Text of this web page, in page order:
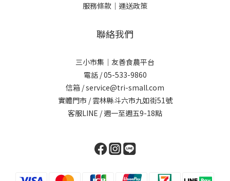
服務條款｜ 運送政策
聯絡我們
三小市集｜友善食農平台
電話 / 05-533-9860
信箱 / service@tri-small.com
實體門市 / 雲林縣斗六市九如街51號
客服LINE / 週一至週五9-18點